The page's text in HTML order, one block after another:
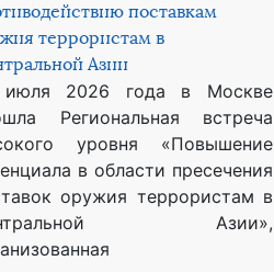
поставкам
террористам в
Азии
2026 года в Москве
Региональная встреча
уровня «Повышение
в области пресечения
оружия террористам в
Азии»,